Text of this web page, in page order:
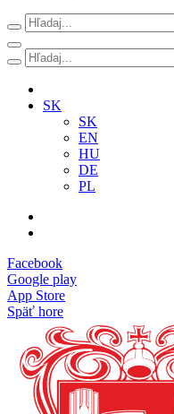
SK
SK
EN
HU
DE
PL
Facebook
Google play
App Store
Späť hore